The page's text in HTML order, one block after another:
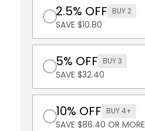
2.5% OFF BUY 2
SAVE $10.80
5% OFF BUY 3
SAVE $32.40
10% OFF BUY 4+
SAVE $86.40 OR MORE